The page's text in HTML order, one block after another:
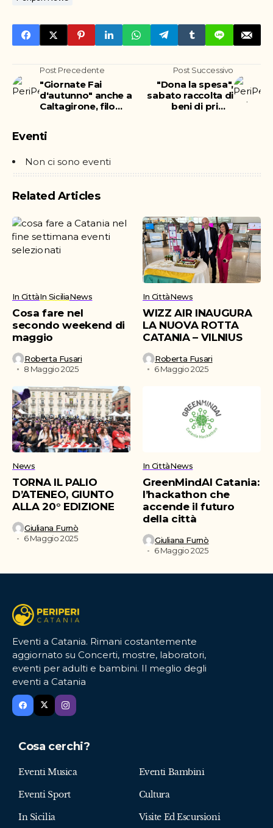
Post Precedente
"Giornate Fai
d'autunno" anche a
Caltagirone, filo
Post Successivo
"Dona la spesa",
sabato raccolta di
beni di prima
Eventi
Non ci sono eventi
Related Articles
In CittàIn SiciliaNews
Cosa fare nel
secondo weekend di
maggio
Roberta Fusari
8 Maggio 2025
In CittàNews
WIZZ AIR INAUGURA
LA NUOVA ROTTA
CATANIA – VILNIUS
Roberta Fusari
6 Maggio 2025
News
TORNA IL PALIO
D’ATENEO, GIUNTO
ALLA 20° EDIZIONE
Giuliana Furnò
6 Maggio 2025
In CittàNews
GreenMindAI Catania:
l’hackathon che
accende il futuro
della città
Giuliana Furnò
6 Maggio 2025
Eventi a Catania. Rimani costantemente
aggiornato su Concerti, mostre, laboratori,
eventi per adulti e bambini. Il meglio degli
eventi a Catania
Cosa cerchi?
Eventi Musica Eventi Bambini
Eventi Sport Cultura
In Sicilia Visite Ed Escursioni